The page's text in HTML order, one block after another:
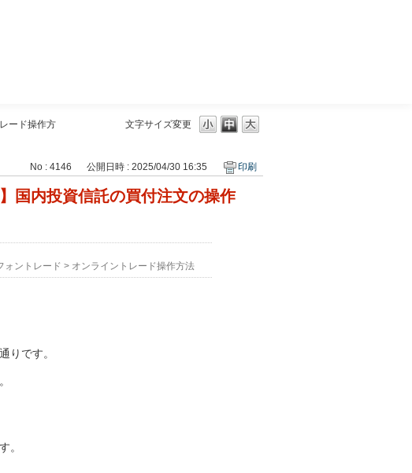
文字サイズ変更
ード操作方
No : 4146 公開日時 : 2025/04/30 16:35 印刷
国内投資信託の買付注文の操作
ォントレード > オンライントレード操作方法
りです。
。